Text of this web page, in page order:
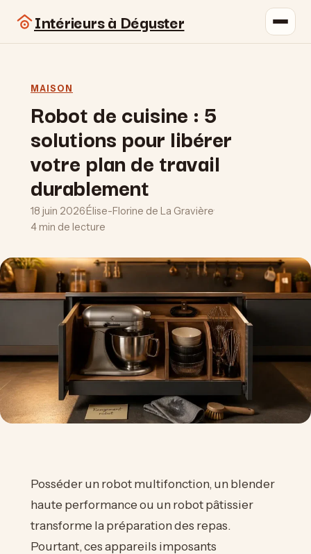
Intérieurs à Déguster
MAISON
Robot de cuisine : 5
solutions pour libérer
votre plan de travail
durablement
18 juin 2026·Élise-Florine de La Gravière·
4 min de lecture
Posséder un robot multifonction, un blender
haute performance ou un robot pâtissier
transforme la préparation des repas.
Pourtant, ces appareils imposants